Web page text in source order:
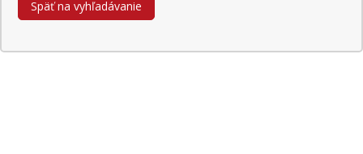
Späť na vyhľadávanie